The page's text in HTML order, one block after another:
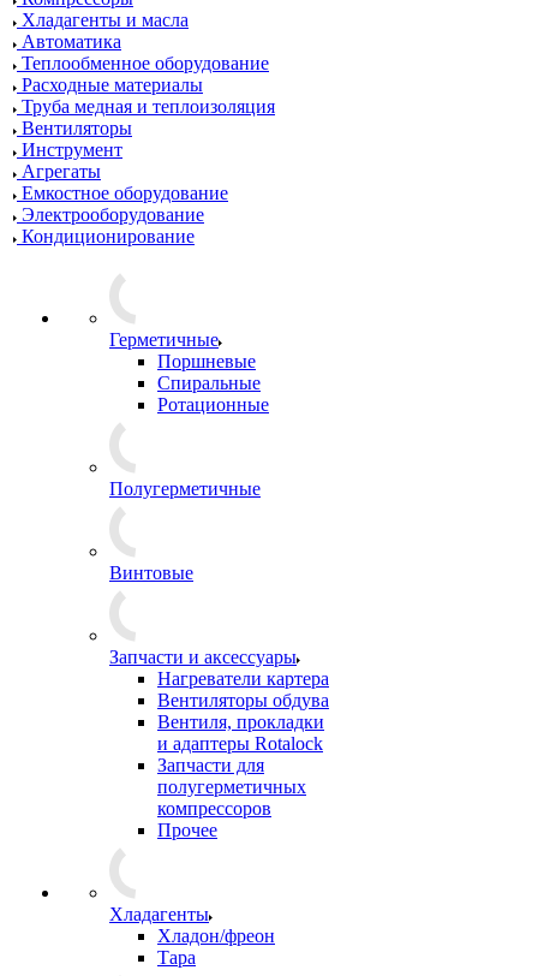
Хладагенты и масла
Автоматика
Теплообменное оборудование
Расходные материалы
Труба медная и теплоизоляция
Вентиляторы
Инструмент
Агрегаты
Емкостное оборудование
Электрооборудование
Кондиционирование
Герметичные
Поршневые
Спиральные
Ротационные
Полугерметичные
Винтовые
Запчасти и аксессуары
Нагреватели картера
Вентиляторы обдува
Вентиля, прокладки
и адаптеры Rotalock
Запчасти для
полугерметичных
компрессоров
Прочее
Хладагенты
Хладон/фреон
Тара